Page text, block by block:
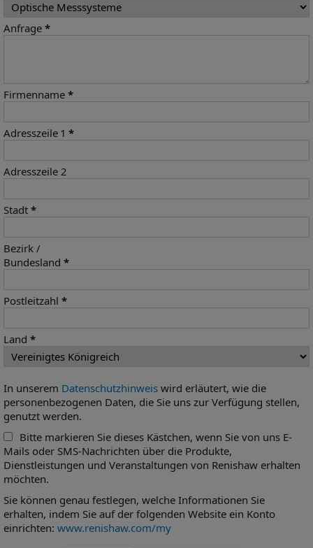
Anfrage *
Firmenname *
Adresszeile 1 *
Adresszeile 2
Stadt *
Bezirk /
Bundesland *
Postleitzahl *
Land *
In unserem Datenschutzhinweis wird erläutert, wie die
personenbezogenen Daten, die Sie uns zur Verfügung stellen,
genutzt werden.
Bitte markieren Sie dieses Kästchen, wenn Sie von uns E-
Mails oder SMS-Nachrichten über die Produkte,
Dienstleistungen und Veranstaltungen von Renishaw erhalten
möchten.
Sie können genau festlegen, welche Informationen Sie
erhalten, indem Sie auf der folgenden Website ein Konto
einrichten: www.renishaw.com/my